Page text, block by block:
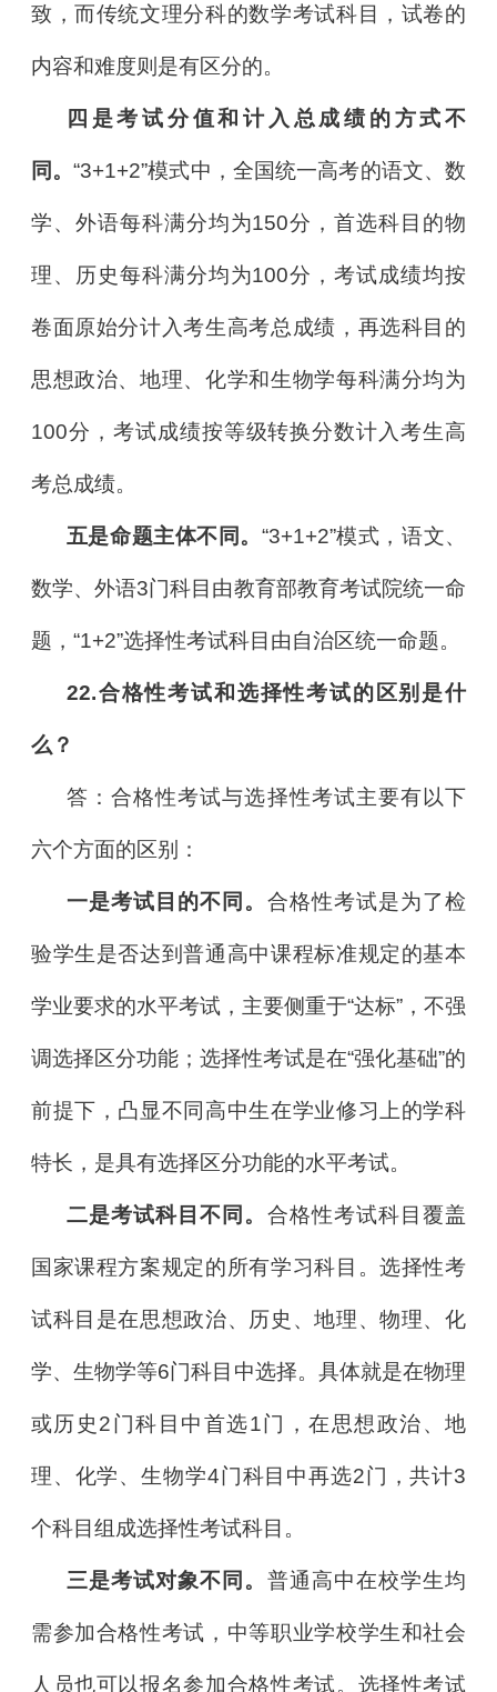
致，而传统文理分科的数学考试科目，试卷的
内容和难度则是有区分的。
四是考试分值和计入总成绩的方式不
同。“3+1+2”模式中，全国统一高考的语文、数
学、外语每科满分均为150分，首选科目的物
理、历史每科满分均为100分，考试成绩均按
卷面原始分计入考生高考总成绩，再选科目的
思想政治、地理、化学和生物学每科满分均为
100分，考试成绩按等级转换分数计入考生高
考总成绩。
五是命题主体不同。 “3+1+2”模式，语文、
数学、外语3门科目由教育部教育考试院统一命
题，“1+2”选择性考试科目由自治区统一命题。
22.合格性考试和选择性考试的区别是什
么？
答：合格性考试与选择性考试主要有以下
六个方面的区别：
一是考试目的不同。 合格性考试是为了检
验学生是否达到普通高中课程标准规定的基本
学业要求的水平考试，主要侧重于“达标”，不强
调选择区分功能；选择性考试是在“强化基础”的
前提下，凸显不同高中生在学业修习上的学科
特长，是具有选择区分功能的水平考试。
二是考试科目不同。 合格性考试科目覆盖
国家课程方案规定的所有学习科目。选择性考
试科目是在思想政治、历史、地理、物理、化
学、生物学等6门科目中选择。具体就是在物理
或历史2门科目中首选1门，在思想政治、地
理、化学、生物学4门科目中再选2门，共计3
个科目组成选择性考试科目。
三是考试对象不同。 普通高中在校学生均
需参加合格性考试，中等职业学校学生和社会
人员也可以报名参加合格性考试。选择性考试